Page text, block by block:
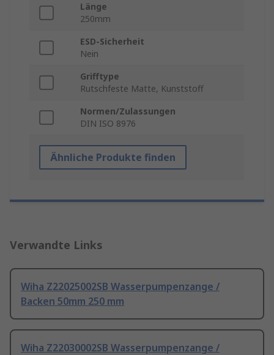
Länge
250mm
ESD-Sicherheit
Nein
Grifftype
Rutschfeste Matte, Kunststoff
Normen/Zulassungen
DIN ISO 8976
Ähnliche Produkte finden
Verwandte Links
Wiha Z22025002SB Wasserpumpenzange /
Backen 50mm 250 mm
Wiha Z22030002SB Wasserpumpenzange /